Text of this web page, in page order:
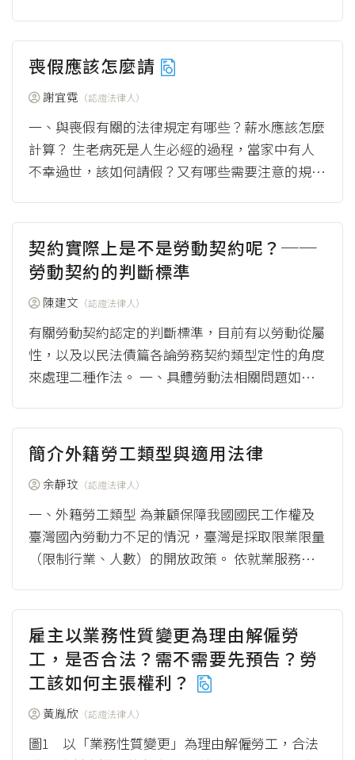
喪假應該怎麼請
謝宜霓 （認證法律人）
一、與喪假有關的法律規定有哪些？薪水應該怎麼
計算？ 生老病死是人生必經的過程，當家中有人
不幸過世，該如何請假？又有哪些需要注意的規定
契約實際上是不是勞動契約呢？──
勞動契約的判斷標準
陳建文 （認證法律人）
有關勞動契約認定的判斷標準，目前有以勞動從屬
性，以及以民法債篇各論勞務契約類型定性的角度
來處理二種作法。 一、具體勞動法相關問題如何
簡介外籍勞工類型與適用法律
余靜玟 （認證法律人）
一、外籍勞工類型 為兼顧保障我國國民工作權及
臺灣國內勞動力不足的情況，臺灣是採取限業限量
（限制行業、人數）的開放政策。 依就業服務法
雇主以業務性質變更為理由解僱勞
工，是否合法？需不需要先預告？勞
工該如何主張權利？
黃胤欣 （認證法律人）
圖1 以「業務性質變更」為理由解僱勞工，合法